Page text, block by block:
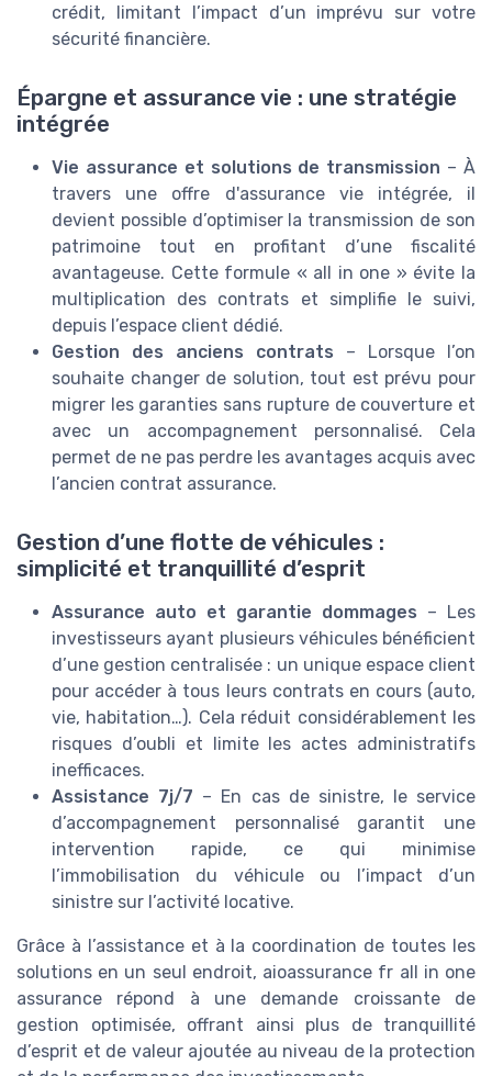
crédit, limitant l’impact d’un imprévu sur votre
sécurité financière.
Épargne et assurance vie : une stratégie
intégrée
Vie assurance et solutions de transmission – À
travers une offre d'assurance vie intégrée, il
devient possible d’optimiser la transmission de son
patrimoine tout en profitant d’une fiscalité
avantageuse. Cette formule « all in one » évite la
multiplication des contrats et simplifie le suivi,
depuis l’espace client dédié.
Gestion des anciens contrats – Lorsque l’on
souhaite changer de solution, tout est prévu pour
migrer les garanties sans rupture de couverture et
avec un accompagnement personnalisé. Cela
permet de ne pas perdre les avantages acquis avec
l’ancien contrat assurance.
Gestion d’une flotte de véhicules :
simplicité et tranquillité d’esprit
Assurance auto et garantie dommages – Les
investisseurs ayant plusieurs véhicules bénéficient
d’une gestion centralisée : un unique espace client
pour accéder à tous leurs contrats en cours (auto,
vie, habitation…). Cela réduit considérablement les
risques d’oubli et limite les actes administratifs
inefficaces.
Assistance 7j/7 – En cas de sinistre, le service
d’accompagnement personnalisé garantit une
intervention rapide, ce qui minimise
l’immobilisation du véhicule ou l’impact d’un
sinistre sur l’activité locative.
Grâce à l’assistance et à la coordination de toutes les
solutions en un seul endroit, aioassurance fr all in one
assurance répond à une demande croissante de
gestion optimisée, offrant ainsi plus de tranquillité
d’esprit et de valeur ajoutée au niveau de la protection